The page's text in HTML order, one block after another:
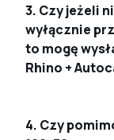
3. Czy jeżeli
wyłącznie
to mogę
Rhino +
4. Czy